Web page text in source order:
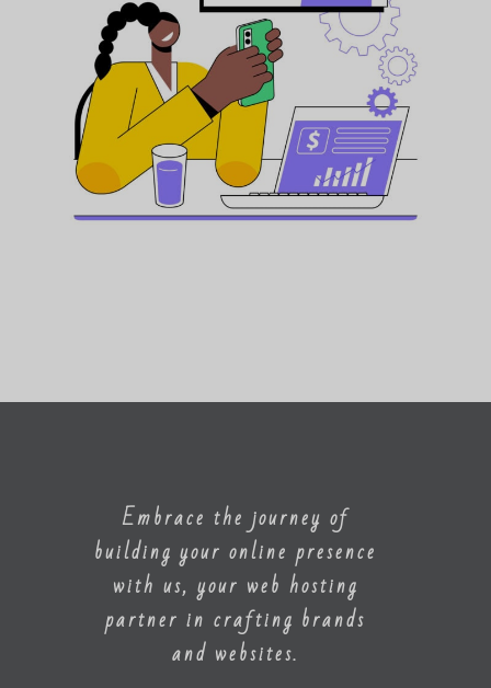
Embrace the journey of
building your online presence
with us, your web hosting
partner in crafting brands
and websites.